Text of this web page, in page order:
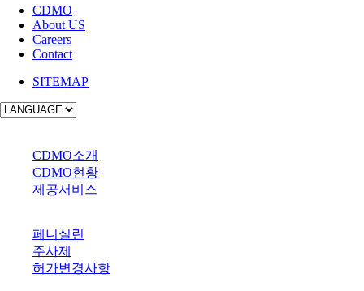
CDMO
About US
Careers
Contact
SITEMAP
CDMO소개
CDMO현황
제공서비스
페니실린
주사제
허가변경사항